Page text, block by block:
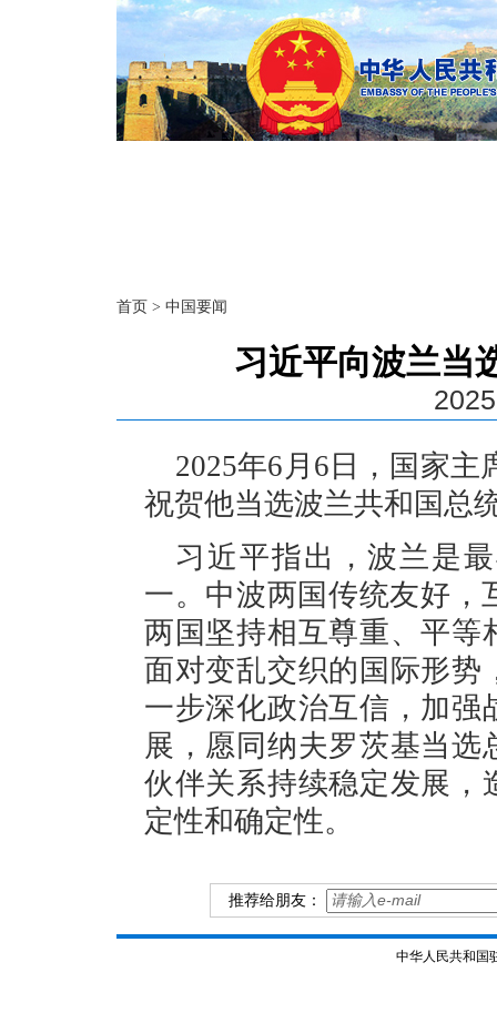
首页 > 中国要闻
习近平向波兰当
2025年6月6日，国家主
祝贺他当选波兰共和国总
习近平指出，波兰是
一。中波两国传统友好，
两国坚持相互尊重、平等
面对变乱交织的国际形势
一步深化政治互信，加强
展，愿同纳夫罗茨基当
伙伴关系持续稳定发展，
定性和确定性。
推荐给朋友：
中华人民共和国